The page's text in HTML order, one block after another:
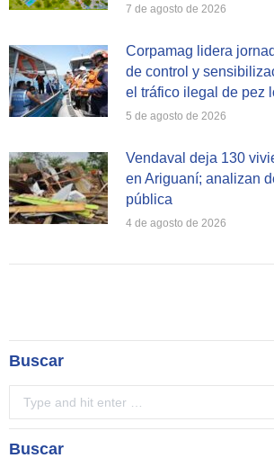
7 de agosto de 2026
Corpamag lidera
de control y
el tráfico ilegal de pez
5 de agosto de 2026
Vendaval deja 130
en Ariguaní; analizan
pública
4 de agosto de 2026
Buscar
Buscar